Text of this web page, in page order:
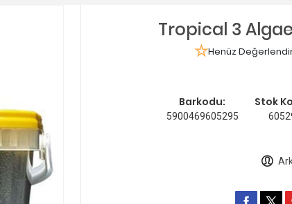
Tropical 3
Henüz
Barkodu:
5900469605295
Stok